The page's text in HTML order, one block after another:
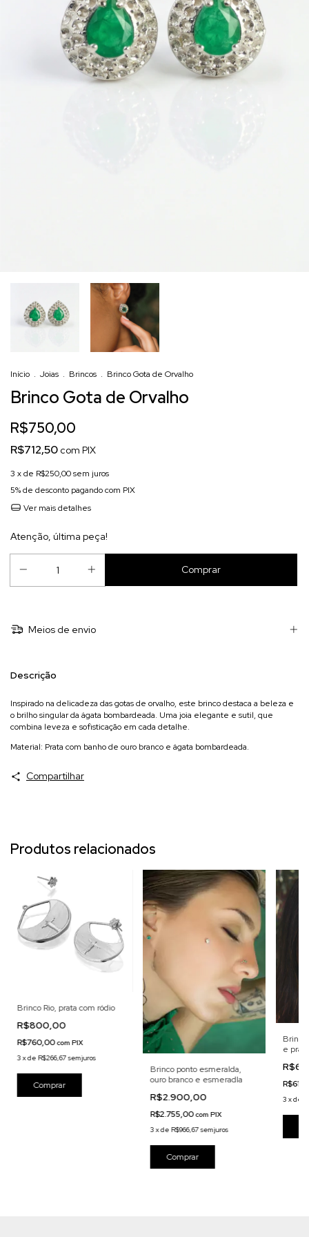
Início . Joias . Brincos . Brinco Gota de Orvalho
Brinco Gota de Orvalho
R$750,00
R$712,50 com PIX
3 x de R$250,00sem juros
5% de desconto pagando com PIX
Ver mais detalhes
Atenção, última peça!
Meios de envio
Descrição
Inspirado na delicadeza das gotas de orvalho, este brinco destaca a beleza e
o brilho singular da ágata bombardeada. Uma joia elegante e sutil, que
combina leveza e sofisticação em cada detalhe.
Material: Prata com banho de ouro branco e ágata bombardeada.
Compartilhar
Produtos relacionados
Brinco Rio, prata com ródio
R$800,00
R$760,00com PIX
3 xde R$266,67 sem juros
Brinco ponto esmeralda,
ouro branco e esmeradla
R$2.900,00
R$2.755,00com PIX
3xde R$966,67sem juros
e
3 xde